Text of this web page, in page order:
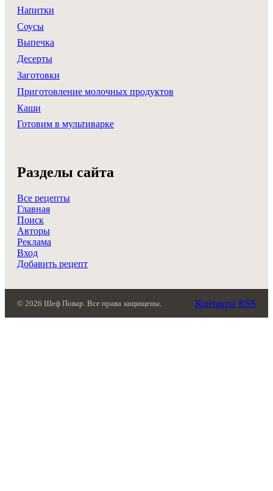
Напитки
Соусы
Выпечка
Десерты
Заготовки
Приготовление молочных продуктов
Каши
Готовим в мультиварке
Разделы сайта
Все рецепты
Главная
Поиск
Авторы
Реклама
Вход
Добавить рецепт
© 2026 Шеф Повар. Все права защищены. Контакты RSS